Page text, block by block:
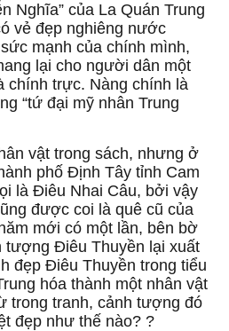
Nghĩa” của La Quán Trung
vẻ đẹp nghiêng nước
mạnh của chính mình,
lại cho người dân một
chính trực. Nàng chính là
“tứ đại mỹ nhân Trung
vật trong sách, nhưng ở
phố Định Tây tỉnh Cam
là Điêu Nhai Câu, bởi vậy
được coi là quê cũ của
mới có một lần, bên bờ
tượng Điêu Thuyền lại xuất
đẹp Điêu Thuyền trong tiểu
hóa thành một nhân vật
trong tranh, cảnh tượng đó
đẹp như thế nào? ?